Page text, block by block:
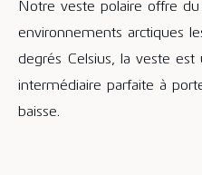
Notre veste polaire offre
environnements arctiques
degrés Celsius, la veste
intermédiaire parfaite à
baisse.